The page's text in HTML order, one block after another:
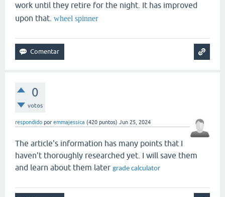
work until they retire for the night. It has improved
upon that. wheel spinner
0
votos
respondido por emmajessica (420 puntos) Jun 25, 2024
The article's information has many points that I
haven't thoroughly researched yet. I will save them
and learn about them later grade calculator